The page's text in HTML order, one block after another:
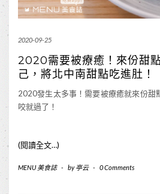
2020-09-25
2020需要被療癒！來份甜
己，將北中南甜點吃進肚！
2020發生太多事！需要被療癒就來份甜
咬就過了！
(閱讀全文…)
MENU 美食誌 - by亭云 - 0 Comments